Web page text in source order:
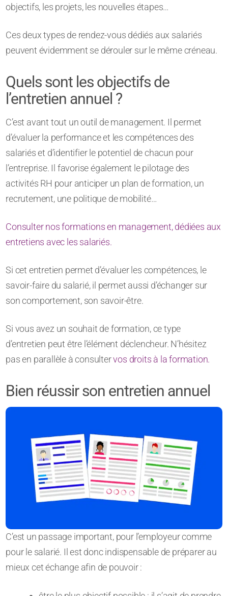
objectifs, les projets, les nouvelles étapes…
Ces deux types de rendez-vous dédiés aux salariés
peuvent évidemment se dérouler sur le même créneau.
Quels sont les objectifs de
l’entretien annuel ?
C’est avant tout un outil de management. Il permet
d’évaluer la performance et les compétences des
salariés et d’identifier le potentiel de chacun pour
l’entreprise. Il favorise également le pilotage des
activités RH pour anticiper un plan de formation, un
recrutement, une politique de mobilité…
Consulter nos formations en management, dédiées aux
entretiens avec les salariés.
Si cet entretien permet d’évaluer les compétences, le
savoir-faire du salarié, il permet aussi d’échanger sur
son comportement, son savoir-être.
Si vous avez un souhait de formation, ce type
d’entretien peut être l’élément déclencheur. N’hésitez
pas en parallèle à consultervos droits à la formation.
Bien réussir son entretien annuel
C’est un passage important, pour l’employeur comme
pour le salarié. Il est donc indispensable de préparer au
mieux cet échange afin de pouvoir :